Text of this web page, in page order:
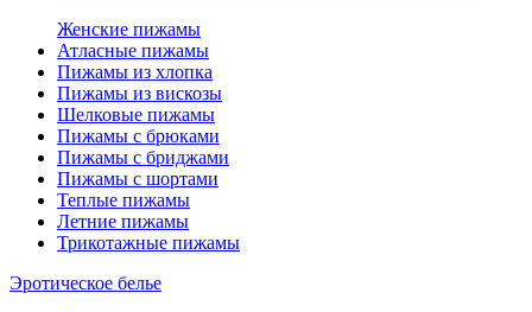
Женские пижамы
Атласные пижамы
Пижамы из хлопка
Пижамы из вискозы
Шелковые пижамы
Пижамы с брюками
Пижамы с бриджами
Пижамы с шортами
Теплые пижамы
Летние пижамы
Трикотажные пижамы
Эротическое белье